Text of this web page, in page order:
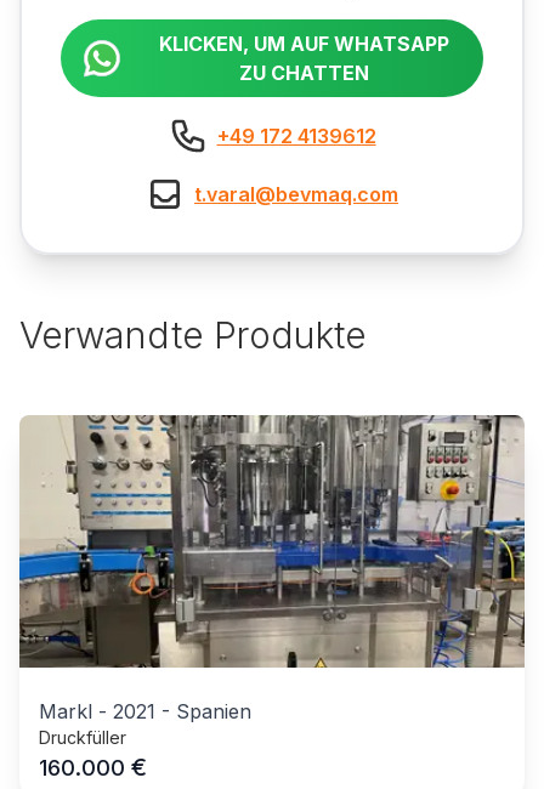
KLICKEN, UM AUF WHATSAPP
ZU CHATTEN
+49 172 4139612
t.varal@bevmaq.com
Verwandte Produkte
Markl - 2021 - Spanien
Druckfüller
160.000 €